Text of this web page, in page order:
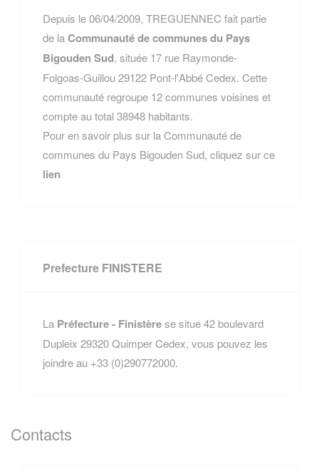
Depuis le 06/04/2009, TREGUENNEC fait partie
de laCommunauté de communes du Pays
Bigouden Sud, située 17 rue Raymonde-
Folgoas-Guillou 29122 Pont-l'Abbé Cedex. Cette
communauté regroupe 12 communes voisines et
compte au total 38948 habitants.
Pour en savoir plus sur la Communauté de
communes du Pays Bigouden Sud, cliquez sur ce
lien
Prefecture FINISTERE
La Préfecture - Finistèrese situe 42 boulevard
Dupleix 29320 Quimper Cedex, vous pouvez les
joindre au +33 (0)290772000.
Contacts